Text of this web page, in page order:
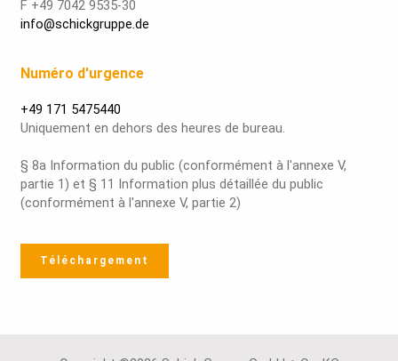
F +49 7042 9535-30
info@schickgruppe.de
Numéro d'urgence
+49 171 5475440
Uniquement en dehors des heures de bureau.
§ 8a Information du public (conformément à l'annexe V,
partie 1) et § 11 Information plus détaillée du public
(conformément à l'annexe V, partie 2)
Téléchargement